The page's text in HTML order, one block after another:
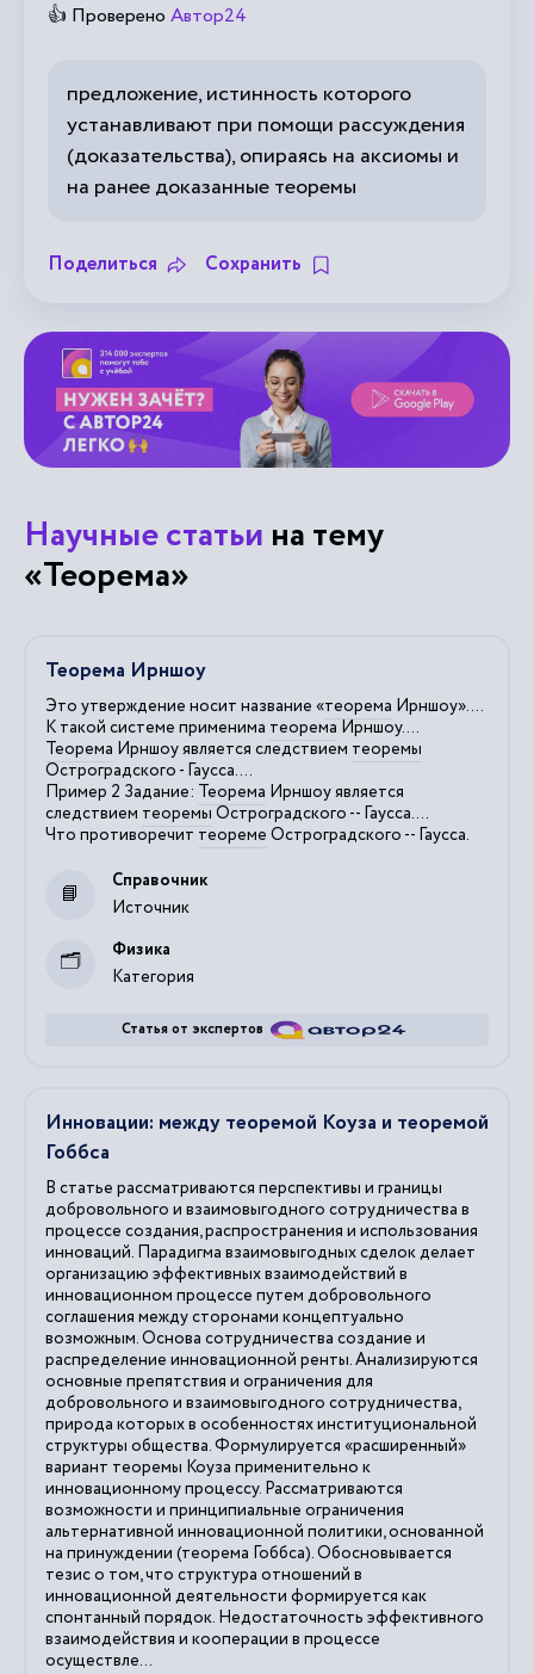
👍 Проверено Автор24
предложение, истинность которого
устанавливают при помощи рассуждения
(доказательства), опираясь на аксиомы и
на ранее доказанные теоремы
Поделиться Сохранить
Научные статьи на тему
«Теорема»
Теорема Ирншоу
Это утверждение носит название «теорема Ирншоу»....
К такой системе применима теоремаИрншоу....
Теорема Ирншоу является следствием теоремы
Остроградского - Гаусса....
Пример 2 Задание: Теорема Ирншоу является
следствием теоремыОстроградского -- Гаусса....
Что противоречиттеореме Остроградского -- Гаусса.
Источник
Справочник
Категория
Физика
Статья от экспертов
Инновации: между теоремой Коуза и теоремой
Гоббса
В статье рассматриваются перспективы и границы
добровольного и взаимовыгодного сотрудничества в
процессе создания, распространения и использования
инноваций. Парадигма взаимовыгодных сделок делает
организацию эффективных взаимодействий в
инновационном процессе путем добровольного
соглашения между сторонами концептуально
возможным. Основа сотрудничества создание и
распределение инновационной ренты. Анализируются
основные препятствия и ограничения для
добровольного и взаимовыгодного сотрудничества,
природа которых в особенностях институциональной
структуры общества. Формулируется «расширенный»
вариант теоремы Коуза применительно к
инновационному процессу. Рассматриваются
возможности и принципиальные ограничения
альтернативной инновационной политики, основанной
на принуждении (теорема Гоббса). Обосновывается
тезис о том, что структура отношений в
инновационной деятельности формируется как
спонтанный порядок. Недостаточность эффективного
взаимодействия и кооперации в процессе
осуществле...